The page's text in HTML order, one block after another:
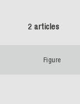
2 articles
Figure